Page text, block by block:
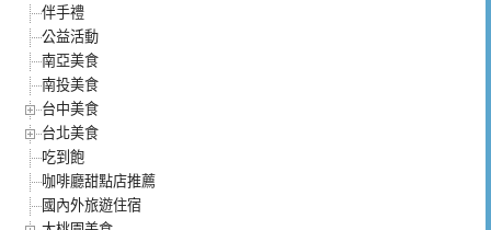
伴手禮
公益活動
南亞美食
南投美食
台中美食
台北美食
吃到飽
咖啡廳甜點店推薦
國內外旅遊住宿